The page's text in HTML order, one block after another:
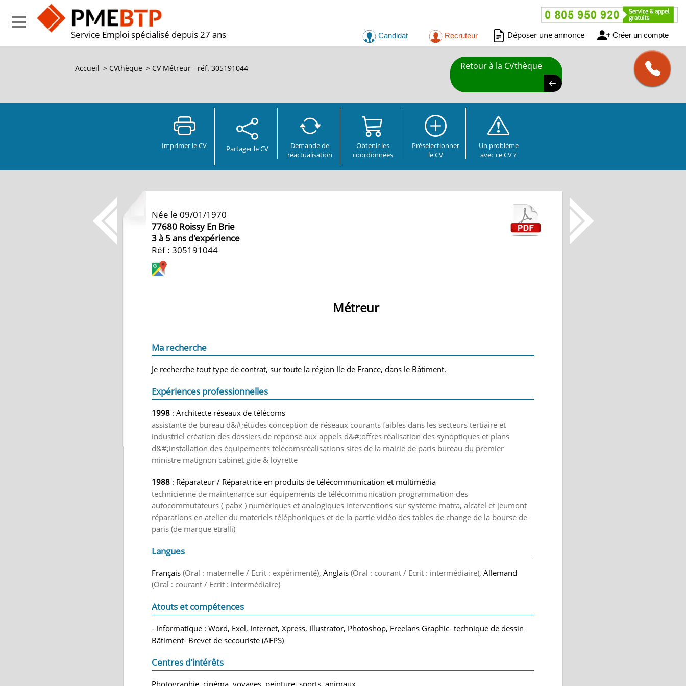
Service Emploi spécialisé depuis 27 ans Candidat Recruteur Déposer une annonce Créer un compte
Accueil > CVthèque > CV Métreur - réf. 305191044 Retour à la CVthèque
Imprimer le CV Partager le CV
Demande de
réactualisation
Obtenir les
coordonnées
Présélectionner
le CV
Un problème
avec ce CV ?
Née le 09/01/1970
77680 Roissy En Brie
3 à 5 ans d'expérience
Réf : 305191044
Métreur
Ma recherche
Je recherche tout type de contrat, sur toute la région Ile de France, dans le Bâtiment.
Expériences professionnelles
1998 : Architecte réseaux de télécoms
assistante de bureau d&#;études conception de réseaux courants faibles dans les secteurs tertiaire et
industriel création des dossiers de réponse aux appels d&#;offres réalisation des synoptiques et plans
d&#;installation des équipements télécomsréalisations sites de la mairie de paris bureau du premier
ministre matignon cabinet gide & loyrette
1988 : Réparateur / Réparatrice en produits de télécommunication et multimédia
technicienne de maintenance sur équipements de télécommunication programmation des
autocommutateurs ( pabx ) numériques et analogiques interventions sur système matra, alcatel et jeumont
réparations en atelier du materiels téléphoniques et de la partie vidéo des tables de change de la bourse de
paris (de marque etralli)
Langues
Français (Oral : maternelle / Ecrit : expérimenté), Anglais (Oral : courant / Ecrit : intermédiaire), Allemand
(Oral : courant / Ecrit : intermédiaire)
Atouts et compétences
- Informatique : Word, Exel, Internet, Xpress, Illustrator, Photoshop, Freelans Graphic- technique de dessin
Bâtiment- Brevet de secouriste (AFPS)
Centres d'intérêts
Photographie, cinéma, voyages, peinture, sports, animaux